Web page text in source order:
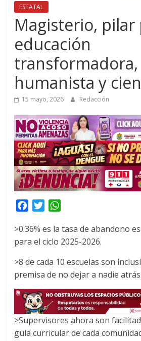
ESTATAL
Magisterio, pilar
educación
transformadora,
humanista y
15 mayo, 2026 Redacción
c
e
o
o
k
T
i
t
e
r
a
t
A
p
p
>0.36% es la tasa de abandono
para el ciclo 2025-2026.
>8 de cada 10 escuelas son
premisa de no dejar a nadie atrás.
>Supervisores ahora son
guía curricular de cada